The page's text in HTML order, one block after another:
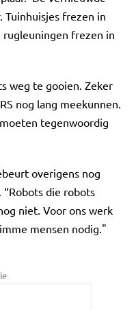
Tuinhuisjes frezen in
frezen in
weg te gooien. Zeker
nog lang meekunnen.
tegenwoordig
overigens nog
die robots
niet. Voor ons werk
mensen nodig."